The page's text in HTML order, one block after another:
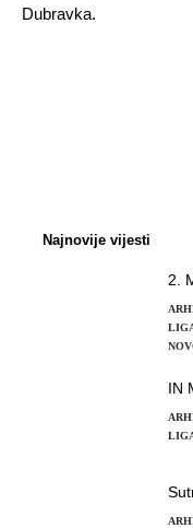
Dubravka.
Najnovije vijesti
2.
IN